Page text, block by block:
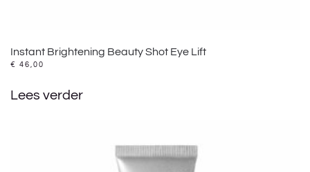
Instant Brightening Beauty Shot Eye Lift
€ 46,00
Lees verder